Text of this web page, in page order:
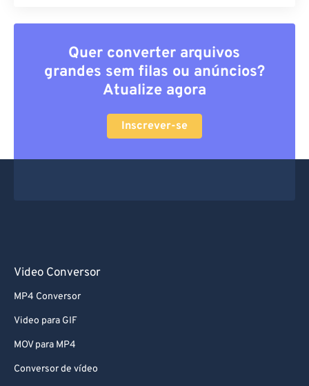
Quer converter arquivos
grandes sem filas ou anúncios?
Atualize agora
Inscrever-se
Video Conversor
MP4 Conversor
Video para GIF
MOV para MP4
Conversor de vídeo